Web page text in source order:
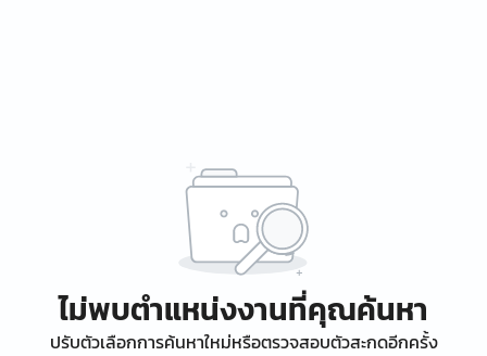
ไม่พบตำแหน่งงานที่คุณค้นหา
ปรับตัวเลือกการค้นหาใหม่หรือตรวจสอบตัวสะกดอีกครั้ง